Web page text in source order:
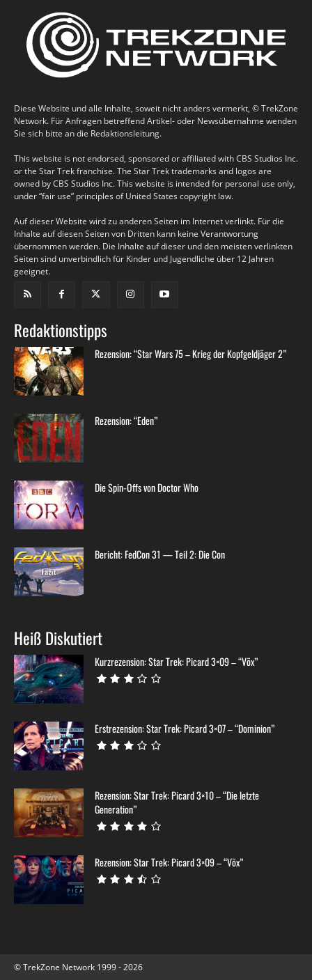
Diese Website und alle Inhalte, soweit nicht anders vermerkt, © TrekZone
Network. Für Anfragen betreffend Artikel- oder Newsübernahme wenden
Sie sich bitte an die Redaktionsleitung.
This website is not endorsed, sponsored or affiliated with CBS Studios Inc.
or the Star Trek franchise. The Star Trek trademarks and logos are
owned by CBS Studios Inc. This website is intended for personal use only,
under “fair use” principles of United States copyright law.
Auf dieser Website wird zu anderen Seiten im Internet verlinkt. Für die
Inhalte auf diesen Seiten von Dritten kann keine Verantwortung
übernommen werden. Die Inhalte auf dieser und den meisten verlinkten
Seiten sind unverbindlich für Kinder und Jugendliche über 12 Jahren
geeignet.
Redaktionstipps
Rezension: “Star Wars 75 – Krieg der Kopfgeldjäger 2”
Rezension: “Eden”
Die Spin-Offs von Doctor Who
Bericht: FedCon 31 — Teil 2: Die Con
Heiß Diskutiert
Kurzrezension: Star Trek: Picard 3×09 – “Võx”
Erstrezension: Star Trek: Picard 3×07 – “Dominion”
Rezension: Star Trek: Picard 3×10 – “Die letzte
Generation”
Rezension: Star Trek: Picard 3×09 – “Võx”
© TrekZone Network 1999 - 2026